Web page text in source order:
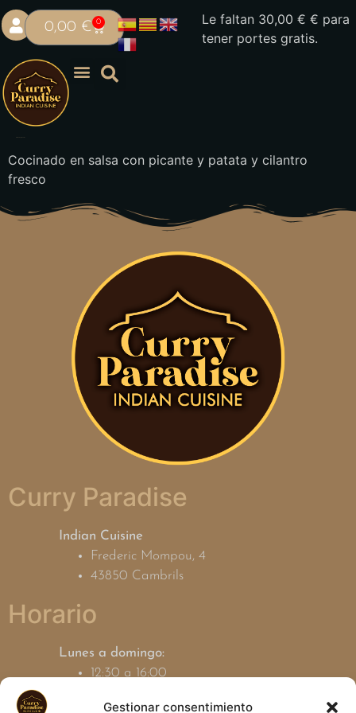
Gestionar consentimiento
0,00 € 0 Le faltan 30,00€ € para
tener portes gratis.
Cocinado en salsa con picante y patata y cilantro
fresco
Curry Paradise
Indian Cuisine
Frederic Mompou, 4
43850 Cambrils
Horario
Lunes a domingo:
12:30 a 16:00